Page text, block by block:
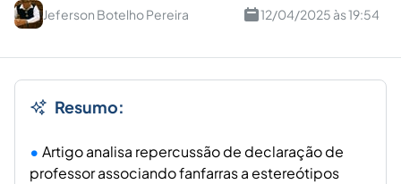
Jeferson Botelho Pereira 12/04/2025 às 19:54
Resumo:
Artigo analisa repercussão de declaração de
professor associando fanfarras a estereótipos